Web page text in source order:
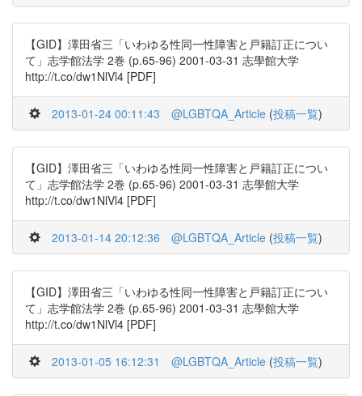
【GID】澤田省三「いわゆる性同一性障害と戸籍訂正につい
て」志学館法学 2巻 (p.65-96) 2001-03-31 志學館大学
http://t.co/dw1NlVl4 [PDF]
2013-01-24 00:11:43 @LGBTQA_Article (投稿一覧)
【GID】澤田省三「いわゆる性同一性障害と戸籍訂正につい
て」志学館法学 2巻 (p.65-96) 2001-03-31 志學館大学
http://t.co/dw1NlVl4 [PDF]
2013-01-14 20:12:36 @LGBTQA_Article (投稿一覧)
【GID】澤田省三「いわゆる性同一性障害と戸籍訂正につい
て」志学館法学 2巻 (p.65-96) 2001-03-31 志學館大学
http://t.co/dw1NlVl4 [PDF]
2013-01-05 16:12:31 @LGBTQA_Article (投稿一覧)